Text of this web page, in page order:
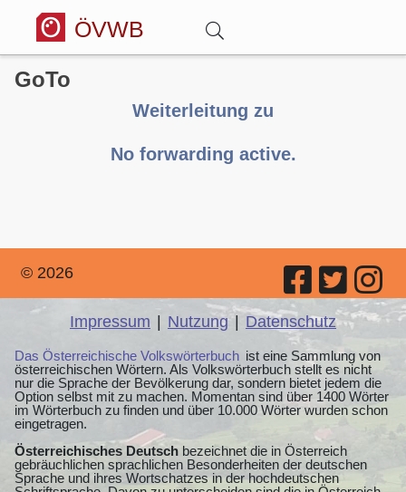
ÖVWB
Anmelden
Forum
GoTo
Weiterleitung zu
No forwarding active.
© 2026
Impressum | Nutzung | Datenschutz
Das Österreichische Volkswörterbuch ist eine Sammlung von
österreichischen Wörtern. Als Volkswörterbuch stellt es nicht
nur die Sprache der Bevölkerung dar, sondern bietet jedem die
Option selbst mit zu machen. Momentan sind über 1400 Wörter
im Wörterbuch zu finden und über 10.000 Wörter wurden schon
eingetragen.
Österreichisches Deutsch bezeichnet die in Österreich
gebräuchlichen sprachlichen Besonderheiten der deutschen
Sprache und ihres Wortschatzes in der hochdeutschen